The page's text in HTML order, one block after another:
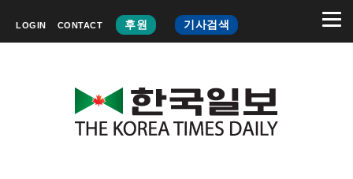
LOGIN CONTACT 후원 기사검색